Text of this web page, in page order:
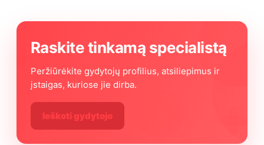
Raskite tinkamą specialistą
Peržiūrėkite gydytojų profilius, atsiliepimus ir
įstaigas, kuriose jie dirba.
Ieškoti gydytojo